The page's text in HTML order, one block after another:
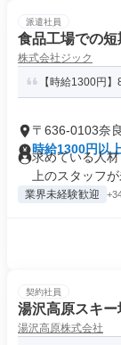
派遣社員
食品工場での
株式会社ジック
【時給1300円
〒636-0103奈
時給1300円以上
求めている人
上のスタッフ
業界未経験歓迎
契約社員
湯沢高原スキ
湯沢高原株式会社